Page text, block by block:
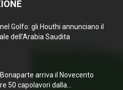
Golfo: gli Houthi annunciano il
dell’Arabia Saudita
arriva il Novecento
50 capolavori dalla...